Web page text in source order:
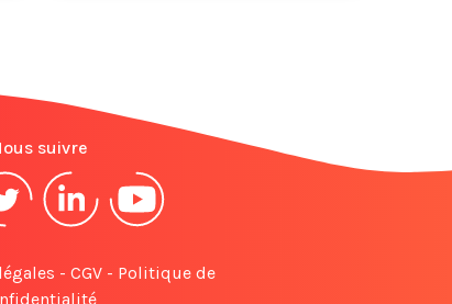
suivre
- CGV- Politique de